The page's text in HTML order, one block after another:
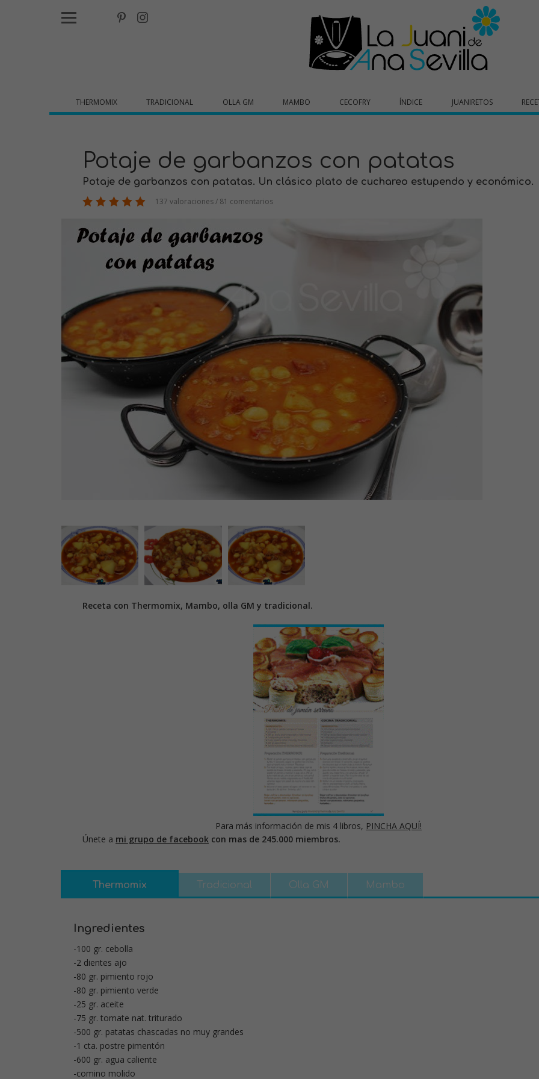
THERMOMIX TRADICIONAL OLLA GM MAMBO CECOFRY ÍNDICE JUANIRETOS
Potaje de garbanzos con patatas
Potaje de garbanzos con patatas. Un clásico plato de cuchareo estupendo y económico.
137 valoraciones / 81 comentarios
Receta con Thermomix, Mambo, olla GM y tradicional.
Para más información de mis 4 libros, PINCHA AQUÍ!
Únete a mi grupo de facebook con mas de 245.000 miembros.
Thermomix Tradicional Olla GM Mambo
Ingredientes
-100 gr. cebolla
-2 dientes ajo
-80 gr. pimiento rojo
-80 gr. pimiento verde
-25 gr. aceite
-75 gr. tomate nat. triturado
-500 gr. patatas chascadas no muy grandes
-1 cta. postre pimentón
-600 gr. agua caliente
-comino molido